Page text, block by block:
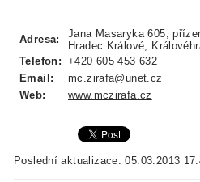
Adresa:
Jana Masaryka 605,
Hradec Králové,
Telefon: +420 605 453 632
Email:
mc.zirafa@unet.cz
Web:
www.mczirafa.cz
Poslední aktualizace: 05.03.2013